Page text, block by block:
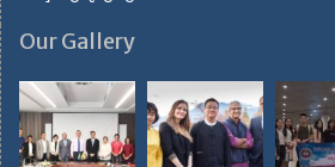
Our Gallery